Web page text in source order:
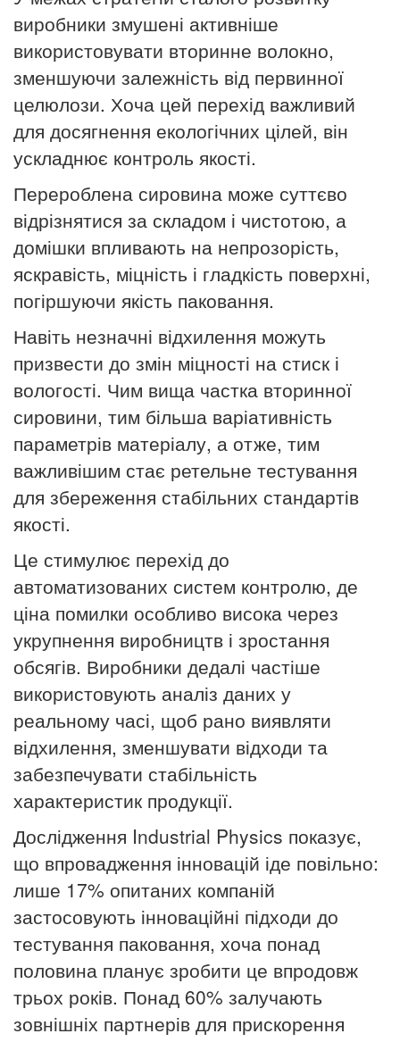
виробники змушені активніше
використовувати вторинне волокно,
зменшуючи залежність від первинної
целюлози. Хоча цей перехід важливий
для досягнення екологічних цілей, він
ускладнює контроль якості.
Перероблена сировина може суттєво
відрізнятися за складом і чистотою, а
домішки впливають на непрозорість,
яскравість, міцність і гладкість поверхні,
погіршуючи якість паковання.
Навіть незначні відхилення можуть
призвести до змін міцності на стиск і
вологості. Чим вища частка вторинної
сировини, тим більша варіативність
параметрів матеріалу, а отже, тим
важливішим стає ретельне тестування
для збереження стабільних стандартів
якості.
Це стимулює перехід до
автоматизованих систем контролю, де
ціна помилки особливо висока через
укрупнення виробництв і зростання
обсягів. Виробники дедалі частіше
використовують аналіз даних у
реальному часі, щоб рано виявляти
відхилення, зменшувати відходи та
забезпечувати стабільність
характеристик продукції.
Дослідження Industrial Physics показує,
що впровадження інновацій іде повільно:
лише 17% опитаних компаній
застосовують інноваційні підходи до
тестування паковання, хоча понад
половина планує зробити це впродовж
трьох років. Понад 60% залучають
зовнішніх партнерів для прискорення